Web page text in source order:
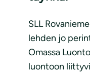
SLL
lehden jo
Omassa
luontoon